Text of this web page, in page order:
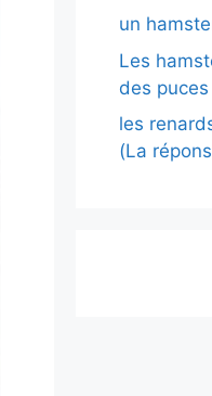
un
Les
des puces
les
(La